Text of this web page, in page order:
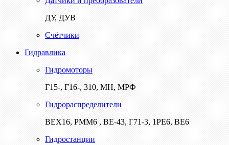
ДУ, ДУВ
Счётчики
Гидравлика
Гидромоторы
Г15-, Г16-, 310, МН, МРФ
Гидрораспределители
ВЕХ16, РММ6 , ВЕ-43, Г71-3, 1РЕ6, ВЕ6
Гидростанции